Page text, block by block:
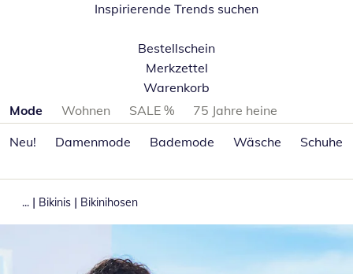
Inspirierende Trends suchen
Bestellschein
Merkzettel
Warenkorb
Produktkategorien überspringen
Mode Wohnen SALE %
75 Jahre heine
Neu!
Damenmode Bademode Wäsche Schuhe
... | Bikinis | Bikinihosen